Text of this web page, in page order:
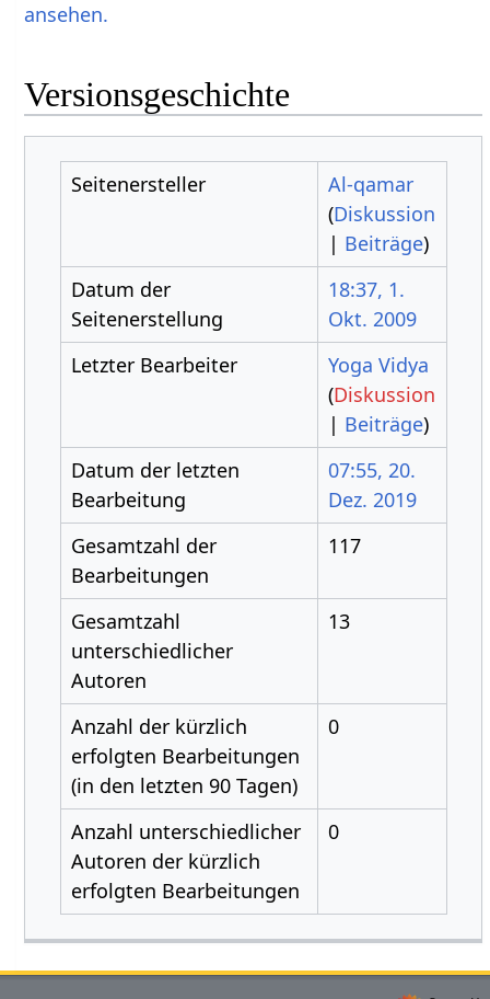
ansehen.
Versionsgeschichte
Seitenersteller
Al-qamar
(Diskussion
| Beiträge)
Datum der
Seitenerstellung
18:37, 1.
Okt. 2009
Letzter Bearbeiter
Yoga Vidya
(Diskussion
| Beiträge)
Datum der letzten
Bearbeitung
07:55, 20.
Dez. 2019
Gesamtzahl der
Bearbeitungen
117
Gesamtzahl
unterschiedlicher
Autoren
13
Anzahl der kürzlich
erfolgten Bearbeitungen
(in den letzten 90 Tagen)
0
Anzahl unterschiedlicher
Autoren der kürzlich
erfolgten Bearbeitungen
0